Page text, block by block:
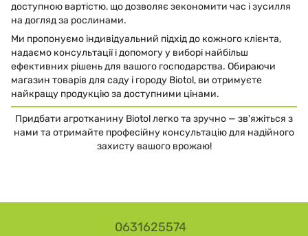
доступною вартістю, що дозволяє зекономити час і зусилля
на догляд за рослинами.
Ми пропонуємо індивідуальний підхід до кожного клієнта,
надаємо консультації і допомогу у виборі найбільш
ефективних рішень для вашого господарства. Обираючи
магазин товарів для саду і городу Biotol, ви отримуєте
найкращу продукцію за доступними цінами.
Придбати агротканину Biotol легко та зручно — зв'яжіться з
нами та отримайте професійну консультацію для надійного
захисту вашого врожаю!
0631625574